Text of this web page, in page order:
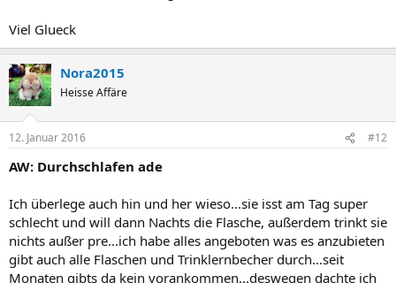
Viel Glueck
Nora2015
Heisse Affäre
12. Januar 2016 #12
AW: Durchschlafen ade
Ich überlege auch hin und her wieso...sie isst am Tag super
schlecht und will dann Nachts die Flasche, außerdem trinkt sie
nichts außer pre...ich habe alles angeboten was es anzubieten
gibt auch alle Flaschen und Trinklernbecher durch...seit
Monaten gibts da kein vorankommen...deswegen dachte ich